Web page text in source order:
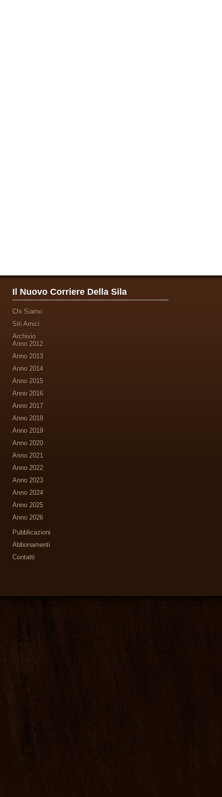
Il Nuovo Corriere Della Sila
Chi Siamo
Siti Amici
Archivio
Anno 2012
Anno 2013
Anno 2014
Anno 2015
Anno 2016
Anno 2017
Anno 2018
Anno 2019
Anno 2020
Anno 2021
Anno 2022
Anno 2023
Anno 2024
Anno 2025
Anno 2026
Pubblicazioni
Abbonamenti
Contatti